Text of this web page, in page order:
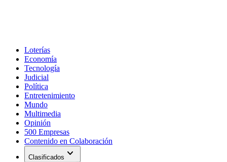
Loterías
Economía
Tecnología
Judicial
Política
Entretenimiento
Mundo
Multimedia
Opinión
500 Empresas
Contenido en Colaboración
Clasificados expand_more